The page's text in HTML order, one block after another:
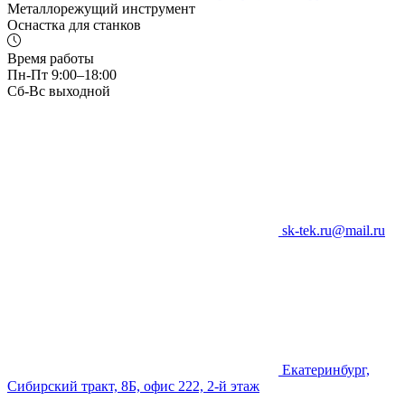
Металлорежущий инструмент
Оснастка для станков
Время работы
Пн-Пт 9:00–18:00
Сб-Вс выходной
sk-tek.ru@mail.ru
Екатеринбург,
Сибирский тракт, 8Б, офис 222, 2-й этаж